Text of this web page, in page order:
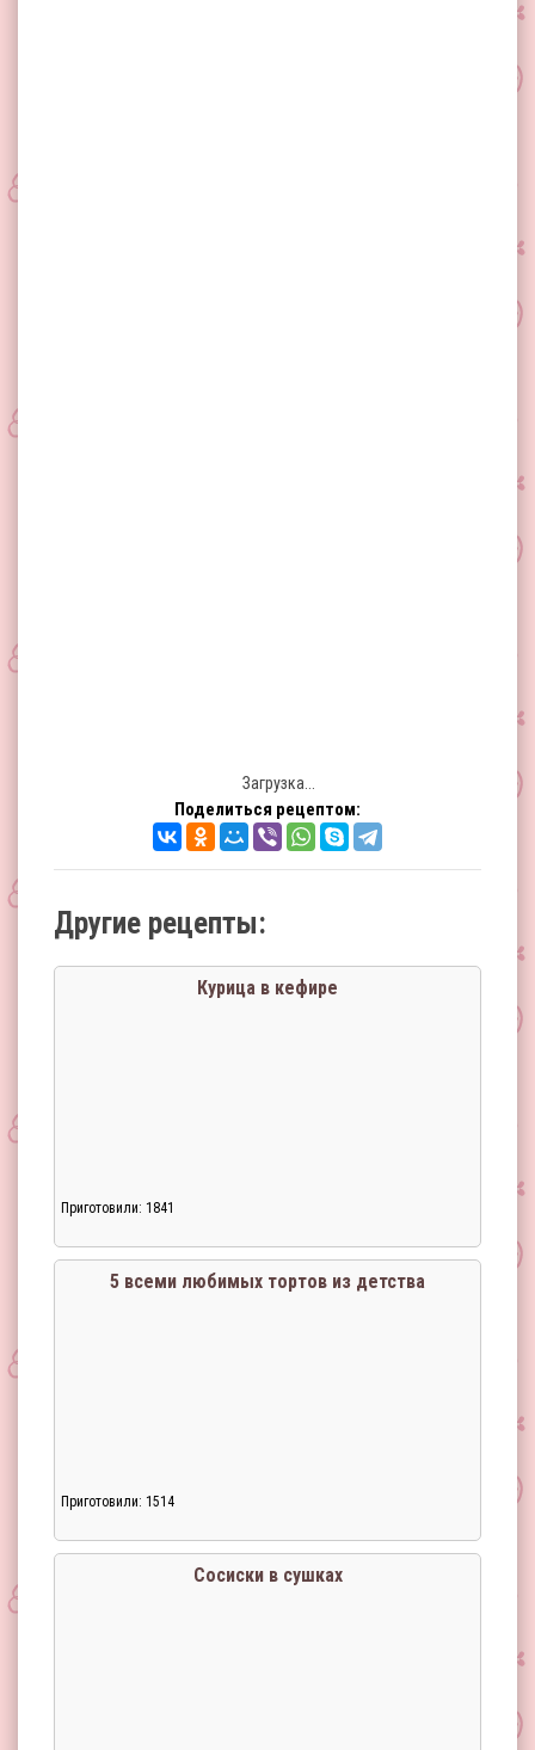
Загрузка...
Поделиться рецептом:
Другие рецепты:
Курица в кефире
Приготовили: 1841
5 всеми любимых тортов из детства
Приготовили: 1514
Сосиски в сушках